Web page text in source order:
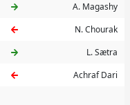
A. Magashy
N. Chourak
L. Sætra
Achraf Dari